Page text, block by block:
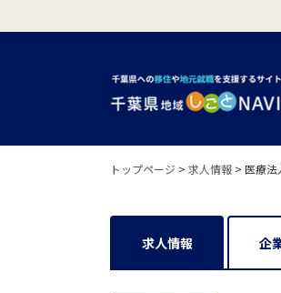
トップページ > 求人情報 > 医療法
求人情報 企